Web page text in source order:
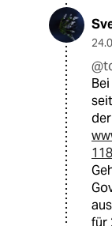
für